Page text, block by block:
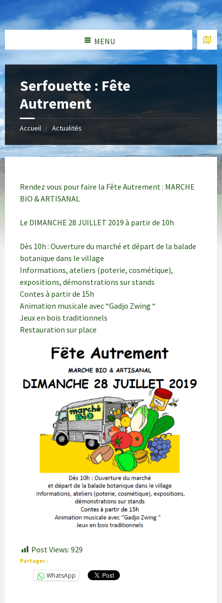
MENU
Serfouette : Fête
Autrement
Accueil Actualités
Rendez vous pour faire la Fête Autrement : MARCHE
BIO & ARTISANAL
Le DIMANCHE 28 JUILLET 2019 à partir de 10h
Dès 10h : Ouverture du marché et départ de la balade
botanique dans le village
Informations, ateliers (poterie, cosmétique),
expositions, démonstrations sur stands
Contes à partir de 15h
Animation musicale avec “Gadjo Zwing “
Jeux en bois traditionnels
Restauration sur place
Post Views: 929
Partager :
WhatsApp